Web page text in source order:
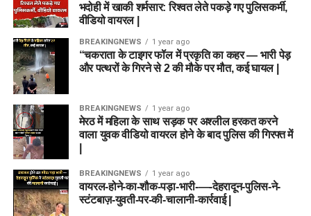
भदोही में खाकी शर्मसार: रिश्वत लेते पकड़े गए पुलिसकर्मी,
वीडियो वायरल |
BREAKINGNEWS 1 year ago
“चकराता के टाइगर फॉल में प्रकृति का कहर — भारी पेड़
और पत्थरों के गिरने से 2 की मौके पर मौत, कई घायल |
BREAKINGNEWS 1 year ago
मेरठ में महिला के साथ सड़क पर अश्लील हरकत करने
वाला युवक वीडियो वायरल होने के बाद पुलिस की गिरफ्त में
BREAKINGNEWS 1 year ago
वायरल-होने-का-शौक-पड़ा-भारी-—-देहरादून-पुलिस-ने-
स्टंटबाज़-युवती-पर-की-चालानी-कार्रवाई |